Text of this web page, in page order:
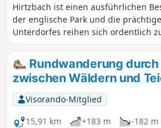
Hirtzbach ist einen ausführlichen
der englische Park und die
Unterdorfes reihen sich ordentlich
Baches aneinander, dessen Ufer in
mit Blumen geschmückt sind.
durch Felder und Wälder zu der
Dorf Sankt-Glückern stand, und zum
dem Teich der Fürsten, dessen
Rundwanderung
zwischen Wäldern und
Visorando-Mitglied
15,91 km
+183 m
-182 m